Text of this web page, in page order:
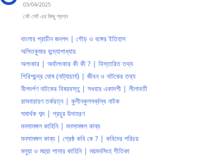
03/04/2025
নেট সেট এর কিছু প্রশ্ন
বাংলার প্রাচীন জনপদ | গৌড় ও বঙ্গের ইতিহাস
অসিতকুমার বন্দ্যোপাধ্যায়
অলংকার | অর্থালংকার কী কী ? | বিস্তারিত তথ্য
গিরিশচন্দ্র ঘোষ (নাট্যাচার্য) | জীবন ও নাটকের তথ্য
নীলদর্পণ নাটকের বিষয়বস্তু | সধবার একাদশী | লীলাবতী
রামনারায়ণ তর্করত্ন | কুলীনকুলসর্ব্বস্ব নাটক
সমার্থক শব্দ | প্রচুর উদাহরণ
মনসামঙ্গল কাহিনি | মনসামঙ্গল কাব্য
মনসামঙ্গল কাব্য | শ্রেষ্ঠ কবি কে ? | কবিদের পরিচয়
মলুয়া ও মহুয়া পালার কাহিনি | ময়মনসিংহ গীতিকা